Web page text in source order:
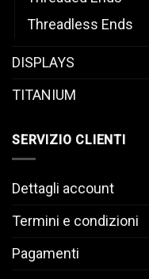
Threadless Ends
DISPLAYS
TITANIUM
SERVIZIO CLIENTI
Dettagli account
Termini e condizioni
Pagamenti